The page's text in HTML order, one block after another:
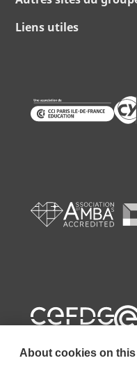
Liens utiles
About cookies on